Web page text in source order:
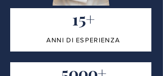
15+
ANNI DI ESPERIENZA